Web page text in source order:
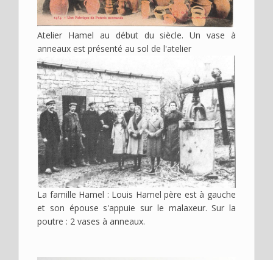
Atelier Hamel au début du siècle. Un vase à
anneaux est présenté au sol de l'atelier
Image
La famille Hamel : Louis Hamel père est à gauche
et son épouse s'appuie sur le malaxeur. Sur la
poutre : 2 vases à anneaux.